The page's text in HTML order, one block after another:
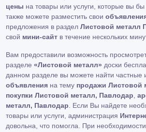
сталь 3 20 мм (1500х6000), сталь 09Г2С 25 мм
(1500х6000), сталь 3 25 мм (2000х6000), сталь 3 28
мм (2000х6000), сталь 3, 09Г2С 30 мм (2000х6000),
сталь 3 30 мм (1500х6000), сталь 3, 09Г2С 32 мм
09Г2С 36 мм (2000х6000), сталь 09Г2С 40 мм
(2000х6000), сталь 3 40 мм (2000х6000), сталь
09Г2С 50 мм (1500х6000), сталь 09Г2С 70 мм
также куски листов толщиной: 3 мм, 5 мм, 6 мм, 8
мм, 12 мм, 14 мм, 18 мм, 25 мм.
цены на товары или услуги, которые вы бы
также можете разместить свои
предложения в раздел Листовой металл
свой мини-сайт в течение нескольких
Вам предоставили возможность
разделе «Листовой металл» доски
данном разделе вы можете найти частные
объявления на тему продажи Листовой
покупки Листовой металл, Павлодар
металл, Павлодар . Если Вы найдете
товары или услуги, администрация
довольна, что помогла. При